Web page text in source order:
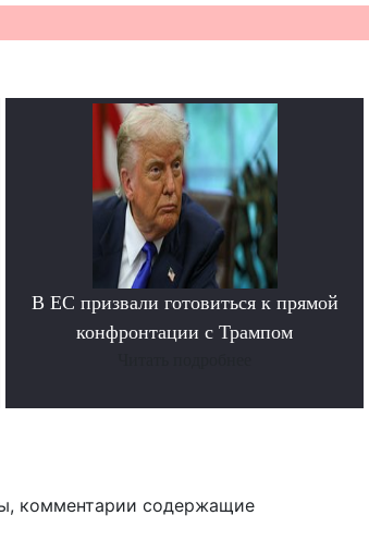
В ЕС призвали готовиться к прямой
конфронтации с Трампом
комментарии содержащие